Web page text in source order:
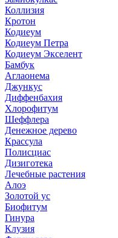
Коллизия
Кротон
Кодиеум
Кодиеум Петра
Кодиеум Экселент
Бамбук
Аглаонема
Джункус
Диффенбахия
Хлорофитум
Шеффлера
Денежное дерево
Крассула
Полисциас
Дизиготека
Лечебные растения
Алоэ
Золотой ус
Биофитум
Гинура
Клузия